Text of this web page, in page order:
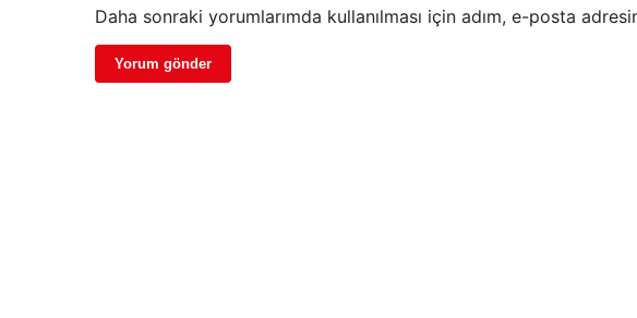
Daha sonraki yorumlarımda kullanılması için adım, e-posta